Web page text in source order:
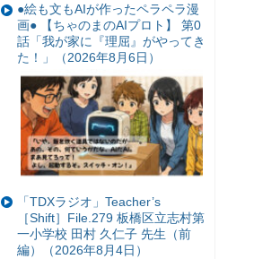
●絵も文もAIが作ったペラペラ漫
画● 【ちゃのまのAIプロト】 第0
話「我が家に『理屈』がやってき
た！」（2026年8月6日）
「TDXラジオ」Teacher’s
［Shift］File.279 板橋区立志村第
一小学校 田村 久仁子 先生（前
編）（2026年8月4日）